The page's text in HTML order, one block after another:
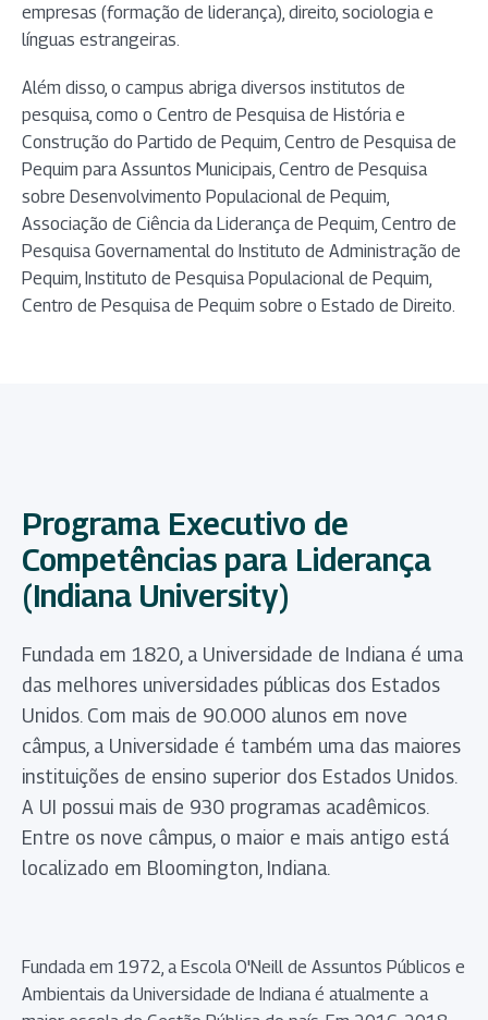
empresas (formação de liderança), direito, sociologia e
línguas estrangeiras.
Além disso, o campus abriga diversos institutos de
pesquisa, como o Centro de Pesquisa de História e
Construção do Partido de Pequim, Centro de Pesquisa de
Pequim para Assuntos Municipais, Centro de Pesquisa
sobre Desenvolvimento Populacional de Pequim,
Associação de Ciência da Liderança de Pequim, Centro de
Pesquisa Governamental do Instituto de Administração de
Pequim, Instituto de Pesquisa Populacional de Pequim,
Centro de Pesquisa de Pequim sobre o Estado de Direito.
Programa Executivo de
Competências para Liderança
(Indiana University)
Fundada em 1820, a Universidade de Indiana é uma
das melhores universidades públicas dos Estados
Unidos. Com mais de 90.000 alunos em nove
câmpus, a Universidade é também uma das maiores
instituições de ensino superior dos Estados Unidos.
A UI possui mais de 930 programas acadêmicos.
Entre os nove câmpus, o maior e mais antigo está
localizado em Bloomington, Indiana.
Fundada em 1972, a Escola O'Neill de Assuntos Públicos e
Ambientais da Universidade de Indiana é atualmente a